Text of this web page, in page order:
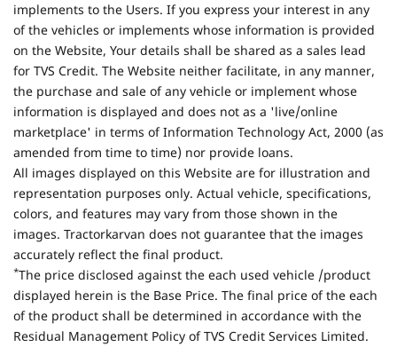
implements to the Users. If you express your interest in any
of the vehicles or implements whose information is provided
on the Website, Your details shall be shared as a sales lead
for TVS Credit. The Website neither facilitate, in any manner,
the purchase and sale of any vehicle or implement whose
information is displayed and does not as a 'live/online
marketplace' in terms of Information Technology Act, 2000 (as
amended from time to time) nor provide loans.
All images displayed on this Website are for illustration and
representation purposes only. Actual vehicle, specifications,
colors, and features may vary from those shown in the
images. Tractorkarvan does not guarantee that the images
accurately reflect the final product.
*The price disclosed against the each used vehicle /product
displayed herein is the Base Price. The final price of the each
of the product shall be determined in accordance with the
Residual Management Policy of TVS Credit Services Limited.